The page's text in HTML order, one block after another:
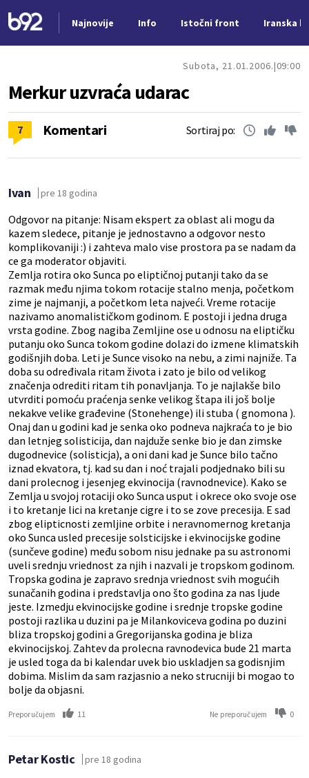
Najnovije Info Istočni front Iranska
Subota, 21.01.2006. 09:00
Merkur uzvraća udarac
7 Komentari Sortiraj po:
Ivan pre 18 godina
Odgovor na pitanje: Nisam ekspert za oblast ali mogu da
kazem sledece, pitanje je jednostavno a odgovor nesto
komplikovaniji :) i zahteva malo vise prostora pa se nadam da
ce ga moderator objaviti.
Zemlja rotira oko Sunca po eliptičnoj putanji tako da se
razmak među njima tokom rotacije stalno menja, početkom
zime je najmanji, a početkom leta najveći. Vreme rotacije
nazivamo anomalističkom godinom. E postoji i jedna druga
vrsta godine. Zbog nagiba Zemljine ose u odnosu na eliptičku
putanju oko Sunca tokom godine dolazi do izmene klimatskih
godišnjih doba. Leti je Sunce visoko na nebu, a zimi najniže. Ta
doba su određivala ritam života i zato je bilo od velikog
značenja odrediti ritam tih ponavljanja. To je najlakše bilo
utvrditi pomoću praćenja senke velikog štapa ili još bolje
nekakve velike građevine (Stonehenge) ili stuba ( gnomona ).
Onaj dan u godini kad je senka oko podneva najkraća to je bio
dan letnjeg solisticija, dan najduže senke bio je dan zimske
dugodnevice (solisticja), a oni dani kad je Sunce bilo tačno
iznad ekvatora, tj. kad su dan i noć trajali podjednako bili su
dani prolecnog i jesenjeg ekvinocija (ravnodnevice). Kako se
Zemlja u svojoj rotaciji oko Sunca usput i okrece oko svoje ose
i to kretanje lici na kretanje cigre i to se zove precesija. E sad
zbog elipticnosti zemljine orbite i neravnomernog kretanja
oko Sunca usled precesije solsticijske i ekvinocijske godine
(sunčeve godine) među sobom nisu jednake pa su astronomi
uveli srednju vriednost za njih i nazvali je tropskom godinom.
Tropska godina je zapravo srednja vriednost svih mogućih
sunačanih godina i predstavlja ono što godina za nas ljude
jeste. Izmedju ekvinocijske godine i srednje tropske godine
postoji razlika u duzini pa je Milankoviceva godina po duzini
bliza tropskoj godini a Gregorijanska godina je bliza
ekvinocijskoj. Zahtev da prolecna ravnodevica bude 21 marta
je usled toga da bi kalendar uvek bio uskladjen sa godisnjim
dobima. Mislim da sam razjasnio a neko strucniji bi mogao to
bolje da objasni.
Preporučujem 11 Ne preporučujem 0
Petar Kostic pre 18 godina